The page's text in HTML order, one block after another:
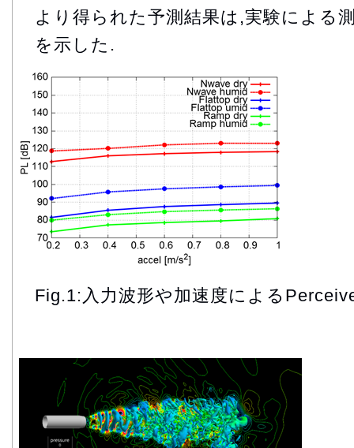
より得られた予測結果は,実験による
を示した.
Fig.1:入力波形や加速度による